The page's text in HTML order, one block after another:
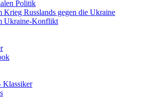
Politik
Krieg Russlands gegen die Ukraine
Ukraine-Konflikt
Klassiker